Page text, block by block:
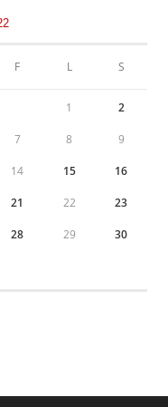
F L S
1 2
7 8 9
14 15 16
21 22 23
28 29 30